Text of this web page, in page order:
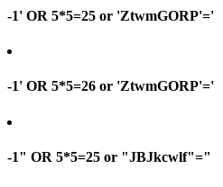
-1' OR 5*5=25 or 'ZtwmGORP'='
-1' OR 5*5=26 or 'ZtwmGORP'='
-1" OR 5*5=25 or "JBJkcwlf"="